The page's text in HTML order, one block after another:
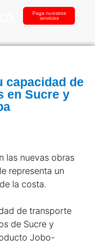
Paga nuestros
servicios
capacidad de
en Sucre y
las nuevas obras
representa un
la costa.
de transporte
de Sucre y
Jobo-